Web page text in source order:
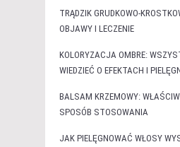
TRĄDZIK GRUDKOWO-
OBJAWY I LECZENIE
KOLORYZACJA OMBRE:
WIEDZIEĆ O EFEKTACH I
BALSAM KRZEMOWY:
SPOSÓB STOSOWANIA
JAK PIELĘGNOWAĆ WŁOSY